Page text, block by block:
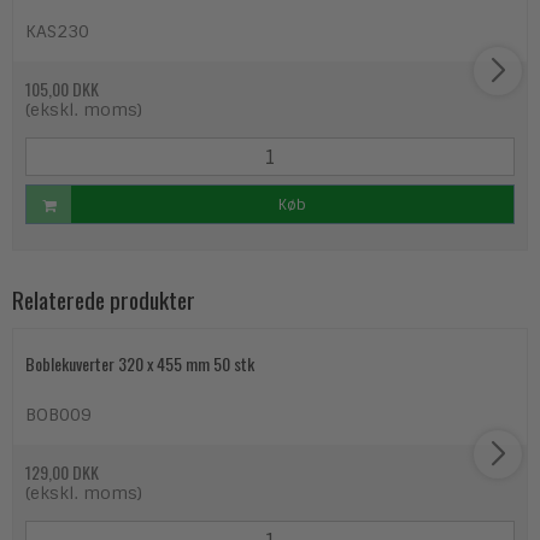
KAS230
105,00 DKK
(ekskl. moms)
Køb
Relaterede produkter
Boblekuverter 320 x 455 mm 50 stk
BOB009
129,00 DKK
(ekskl. moms)